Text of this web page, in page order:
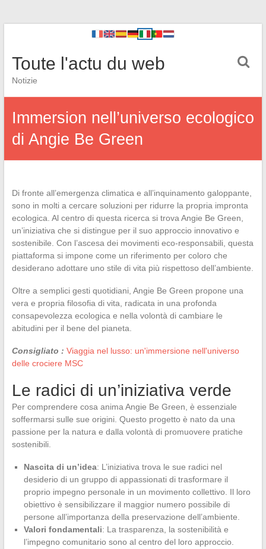
Toute l'actu du web
Notizie
Immersion nell’universo ecologico
di Angie Be Green
Di fronte all’emergenza climatica e all’inquinamento galoppante,
sono in molti a cercare soluzioni per ridurre la propria impronta
ecologica. Al centro di questa ricerca si trova Angie Be Green,
un’iniziativa che si distingue per il suo approccio innovativo e
sostenibile. Con l’ascesa dei movimenti eco-responsabili, questa
piattaforma si impone come un riferimento per coloro che
desiderano adottare uno stile di vita più rispettoso dell’ambiente.
Oltre a semplici gesti quotidiani, Angie Be Green propone una
vera e propria filosofia di vita, radicata in una profonda
consapevolezza ecologica e nella volontà di cambiare le
abitudini per il bene del pianeta.
Consigliato : Viaggia nel lusso: un'immersione nell'universo
delle crociere MSC
Le radici di un’iniziativa verde
Per comprendere cosa anima Angie Be Green, è essenziale
soffermarsi sulle sue origini. Questo progetto è nato da una
passione per la natura e dalla volontà di promuovere pratiche
sostenibili.
Nascita di un’idea: L’iniziativa trova le sue radici nel
desiderio di un gruppo di appassionati di trasformare il
proprio impegno personale in un movimento collettivo. Il loro
obiettivo è sensibilizzare il maggior numero possibile di
persone all’importanza della preservazione dell’ambiente.
Valori fondamentali: La trasparenza, la sostenibilità e
l’impegno comunitario sono al centro del loro approccio.